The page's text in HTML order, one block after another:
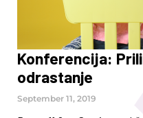
Konferencija:
odrastanje
September 11, 2019